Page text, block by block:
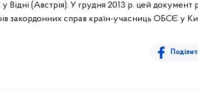
Відні (Австрія). У грудня 2013 р. цей документ
закордонних справ країн-учасниць ОБСЄ у